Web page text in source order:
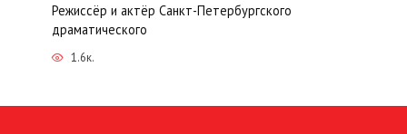
Режиссёр и актёр Санкт-Петербургского
драматического
1.6к.